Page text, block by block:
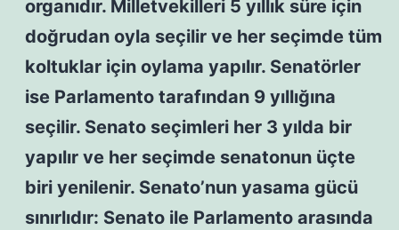
organıdır. Milletvekilleri 5 yıllık süre için
doğrudan oyla seçilir ve her seçimde tüm
koltuklar için oylama yapılır. Senatörler
ise Parlamento tarafından 9 yıllığına
seçilir. Senato seçimleri her 3 yılda bir
yapılır ve her seçimde senatonun üçte
biri yenilenir. Senato’nun yasama gücü
sınırlıdır: Senato ile Parlamento arasında